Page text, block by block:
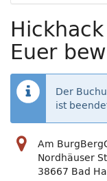
Euer
Der
ist
Am
Nordhäuser
38667 Bad